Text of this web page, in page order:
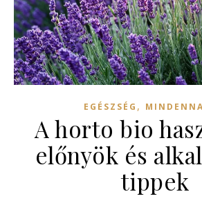
EGÉSZSÉG ,
A horto bio
előnyök és
tippek